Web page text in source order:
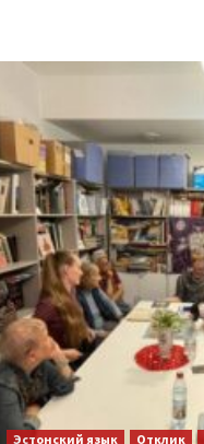
Эстонский язык Отклик